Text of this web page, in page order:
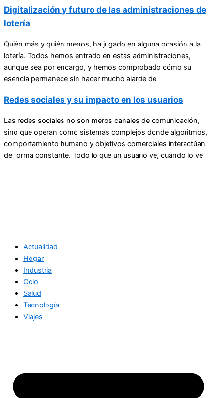
Digitalización y futuro de las administraciones de
lotería
Quién más y quién menos, ha jugado en alguna ocasión a la
lotería. Todos hemos entrado en estas administraciones,
aunque sea por encargo, y hemos comprobado cómo su
esencia permanece sin hacer mucho alarde de
Redes sociales y su impacto en los usuarios
Las redes sociales no son meros canales de comunicación,
sino que operan como sistemas complejos donde algoritmos,
comportamiento humano y objetivos comerciales interactúan
de forma constante. Todo lo que un usuario ve, cuándo lo ve
Actualidad
Hogar
Industria
Ocio
Salud
Tecnología
Viajes